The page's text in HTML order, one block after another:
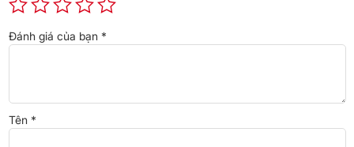
Đánh giá của bạn *
Tên *